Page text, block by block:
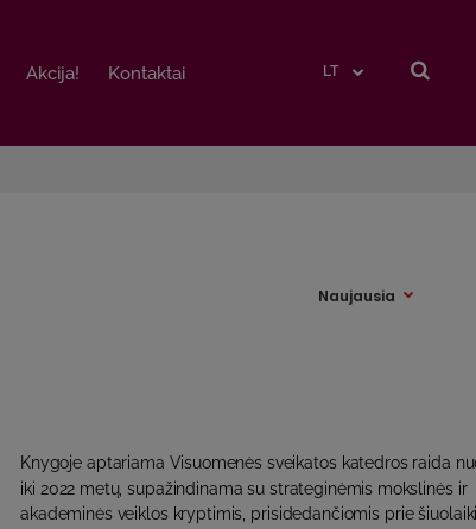
Akcija! Kontaktai LT
Akcija! Kontaktai LT
Knygoje aptariama Visuomenės sveikatos katedros raida
iki 2022 metų, supažindinama su strateginėmis mokslinės ir
akademinės veiklos kryptimis, prisidedančiomis prie